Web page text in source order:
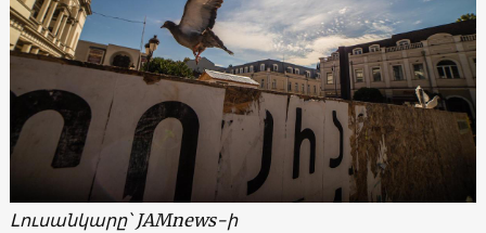
Լուսանկարը՝ JAMnews-ի